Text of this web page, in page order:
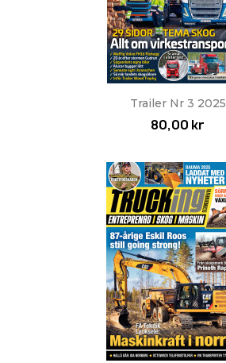
Trailer Nr 3 2025
80,00 kr